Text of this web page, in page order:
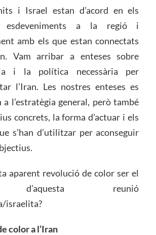
i Israel estan d’acord en els
esdeveniments a la regió i
amb els que estan connectats
Vam arribar a enteses sobre
i la política necessària per
l’Iran. Les nostres enteses es
a l’estratègia general, però també
concrets, la forma d’actuar i els
s’han d’utilitzar per aconseguir
aparent revolució de color ser el
d’aquesta reunió
israelita?
color a l’Iran